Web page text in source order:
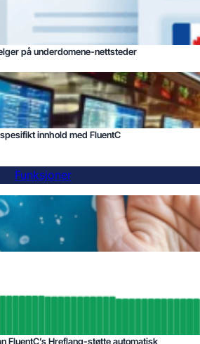
på underdomene-nettsteder
innhold med FluentC
Funksjoner
FluentC’s Hreflang-støtte automatisk